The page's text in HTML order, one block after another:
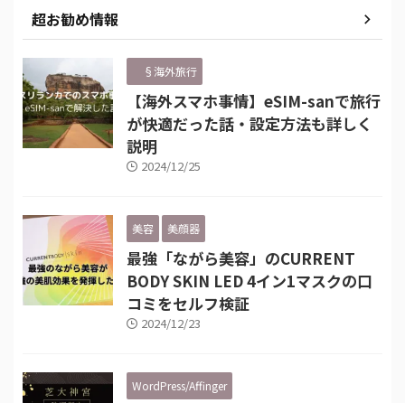
超お勧め情報
§海外旅行
【海外スマホ事情】eSIM-sanで旅行
が快適だった話・設定方法も詳しく
説明
2024/12/25
美容 美顔器
最強「ながら美容」のCURRENT
BODY SKIN LED 4イン1マスクの口
コミをセルフ検証
2024/12/23
WordPress/Affinger